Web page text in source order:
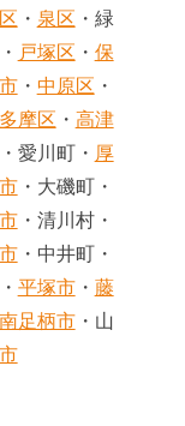
・ 泉区 ・緑
・ 戸塚区 ・ 保
・ 中原区 ・
多摩区 ・ 高津
愛川町・ 厚
・大磯町・
・清川村・
・中井町・
平塚市・ 藤
南足柄市・山